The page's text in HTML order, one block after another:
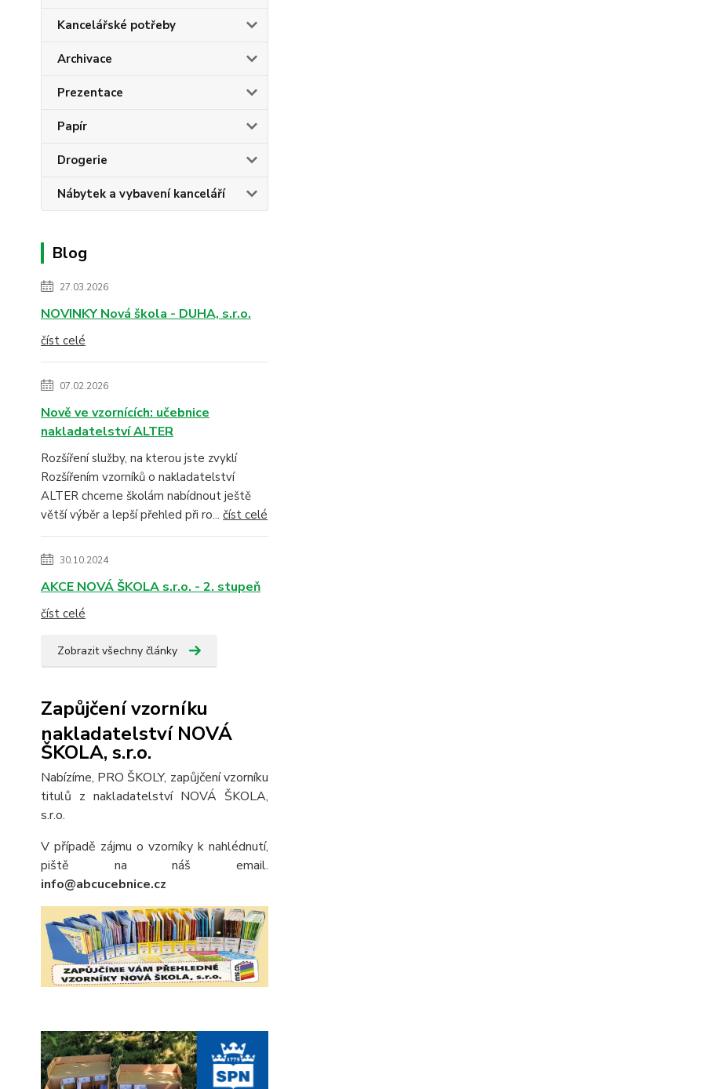
Kancelářské potřeby
Archivace
Prezentace
Papír
Drogerie
Nábytek a vybavení kanceláří
Blog
27.03.2026
NOVINKY Nová škola - DUHA, s.r.o.
číst celé
07.02.2026
Nově ve vzornících: učebnice
nakladatelství ALTER
Rozšíření služby, na kterou jste zvyklí
Rozšířením vzorníků o nakladatelství
ALTER chceme školám nabídnout ještě
větší výběr a lepší přehled při ro... číst celé
30.10.2024
AKCE NOVÁ ŠKOLA s.r.o. - 2. stupeň
číst celé
Zobrazit všechny články
Zapůjčení vzorníku
nakladatelství NOVÁ
ŠKOLA, s.r.o.
Nabízíme, PRO ŠKOLY, zapůjčení vzorníku
titulů z nakladatelství NOVÁ ŠKOLA,
s.r.o.
V případě zájmu o vzorníky k nahlédnutí,
piště na náš email.
info@abcucebnice.cz